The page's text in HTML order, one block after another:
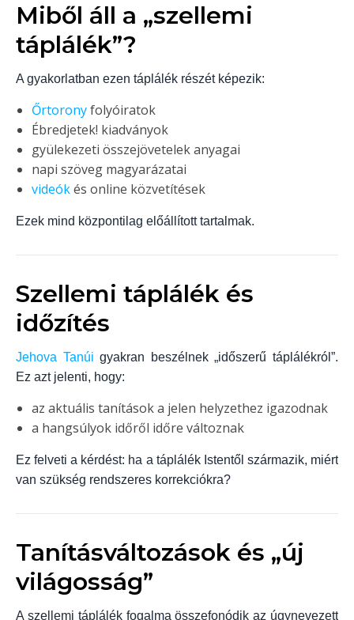
Miből áll a „szellemi
táplálék”?
A gyakorlatban ezen táplálék részét képezik:
Őrtoronyfolyóiratok
Ébredjetek! kiadványok
gyülekezeti összejövetelek anyagai
napi szöveg magyarázatai
videókés online közvetítések
Ezek mind központilag előállított tartalmak.
Szellemi táplálék és
időzítés
Jehova Tanúi gyakran beszélnek „időszerű táplálékról”.
Ez azt jelenti, hogy:
az aktuális tanítások a jelen helyzethez igazodnak
a hangsúlyok időről időre változnak
Ez felveti a kérdést: ha a táplálék Istentől származik, miért
van szükség rendszeres korrekciókra?
Tanításváltozások és „új
világosság”
A szellemi táplálék fogalma összefonódik az úgynevezett